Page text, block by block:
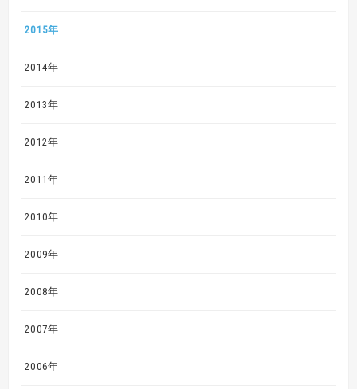
2015年
2014年
2013年
2012年
2011年
2010年
2009年
2008年
2007年
2006年